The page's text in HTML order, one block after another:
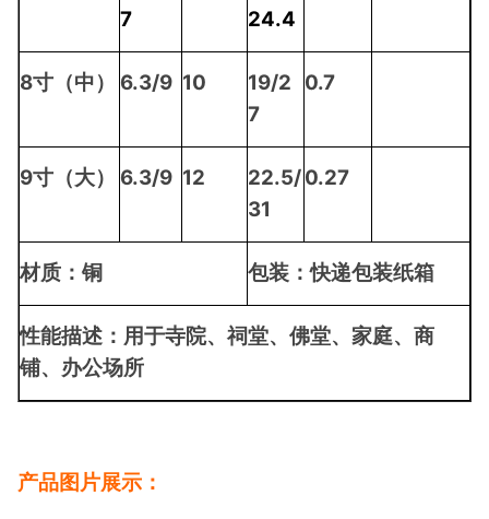
7
24.4
8寸（中） 6.3/9 10
19/2
7
0.7
9寸（大） 6.3/9 12
22.5/
31
0.27
材质：铜 包装：快递包装纸箱
性能描述：用于寺院、祠堂、佛堂、家庭、商
铺、办公场所
产品图片展示：